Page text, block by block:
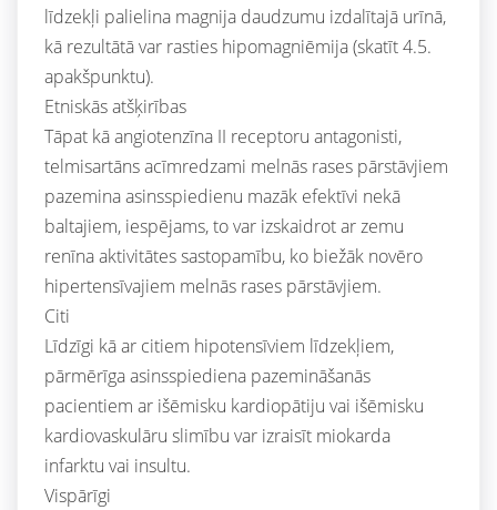
līdzekļi palielina magnija daudzumu izdalītajā urīnā,
kā rezultātā var rasties hipomagniēmija (skatīt 4.5.
apakšpunktu).
Etniskās atšķirības
Tāpat kā angiotenzīna II receptoru antagonisti,
telmisartāns acīmredzami melnās rases pārstāvjiem
pazemina asinsspiedienu mazāk efektīvi nekā
baltajiem, iespējams, to var izskaidrot ar zemu
renīna aktivitātes sastopamību, ko biežāk novēro
hipertensīvajiem melnās rases pārstāvjiem.
Citi
Līdzīgi kā ar citiem hipotensīviem līdzekļiem,
pārmērīga asinsspiediena pazemināšanās
pacientiem ar išēmisku kardiopātiju vai išēmisku
kardiovaskulāru slimību var izraisīt miokarda
infarktu vai insultu.
Vispārīgi